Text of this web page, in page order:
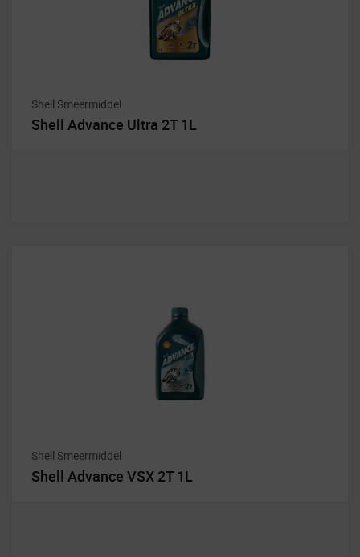
Shell Smeermiddel
Shell Advance Ultra 2T 1L
Shell Smeermiddel
Shell Advance VSX 2T 1L